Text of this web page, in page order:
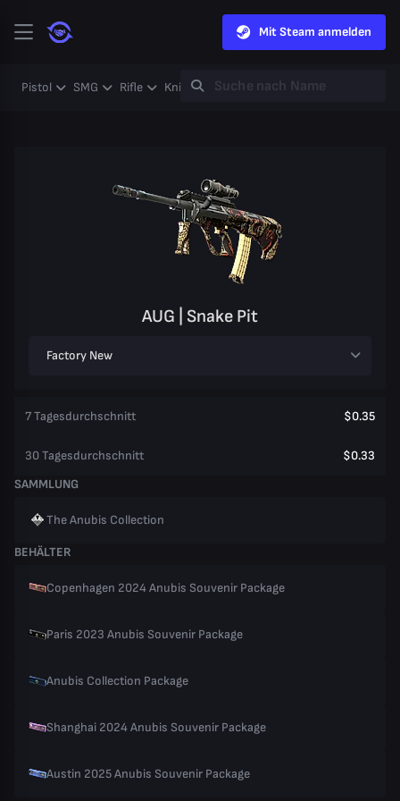
Mit Steam anmelden
Pistol SMG Rifle Knife Gloves Heavy
AUG | Snake Pit
Factory New
7 Tagesdurchschnitt $0.35
30 Tagesdurchschnitt
$0.33
SAMMLUNG
The Anubis Collection
BEHÄLTER
Copenhagen 2024 Anubis Souvenir Package
Paris 2023 Anubis Souvenir Package
Anubis Collection Package
Shanghai 2024 Anubis Souvenir Package
Austin 2025 Anubis Souvenir Package